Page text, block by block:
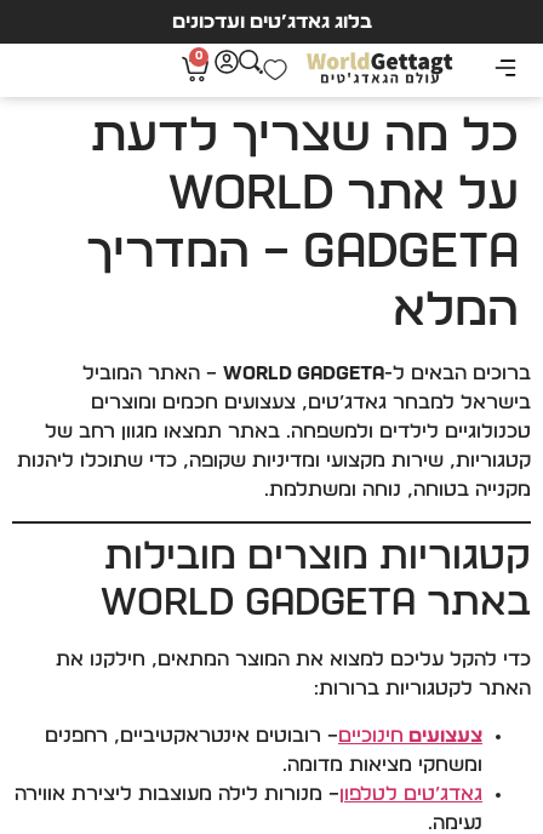
בלוג גאדג’טים ועדכונים
0
כל מה שצריך לדעת
על אתר World
Gadgeta – המדריך
המלא
ברוכים הבאים ל-World Gadgeta – האתר המוביל
בישראל למבחר גאדג’טים, צעצועים חכמים ומוצרים
טכנולוגיים לילדים ולמשפחה. באתר תמצאו מגוון רחב של
קטגוריות, שירות מקצועי ומדיניות שקופה, כדי שתוכלו ליהנות
מקנייה בטוחה, נוחה ומשתלמת.
קטגוריות מוצרים מובילות
באתר World Gadgeta
כדי להקל עליכם למצוא את המוצר המתאים, חילקנו את
האתר לקטגוריות ברורות:
צעצועים חינוכיים– רובוטים אינטראקטיביים, רחפנים
ומשחקי מציאות מדומה.
גאדג’טים לטלפון– מנורות לילה מעוצבות ליצירת אווירה
נעימה.